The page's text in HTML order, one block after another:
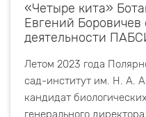
«Четыре кита»
Евгений Боровичев
деятельности
Летом 2023 года
сад-институт им. Н. А.
кандидат
генерального